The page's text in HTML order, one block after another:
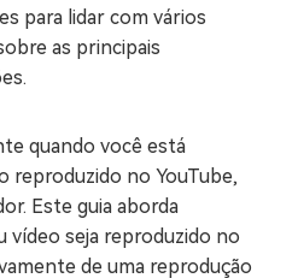
para lidar com vários
as principais
quando você está
reproduzido no YouTube,
Este guia aborda
vídeo seja reproduzido no
de uma reprodução